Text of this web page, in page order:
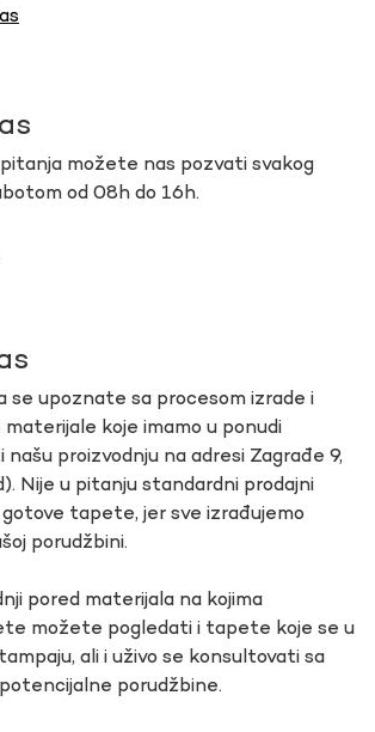
možete nas pozvati svakog
od 08h do 16h.
se upoznate sa procesom izrade i
koje imamo u ponudi
proizvodnju na adresi Zagrađe 9,
Nije u pitanju standardni prodajni
tapete, jer sve izrađujemo
porudžbini.
pored materijala na kojima
možete pogledati i tapete koje se u
ali i uživo se konsultovati sa
porudžbine.